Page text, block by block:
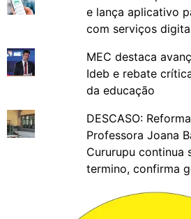
e lança aplicativo
com serviços
MEC destaca
Ideb e rebate
da educação
DESCASO:
Professora Joana
Cururupu continua
termino, confirma